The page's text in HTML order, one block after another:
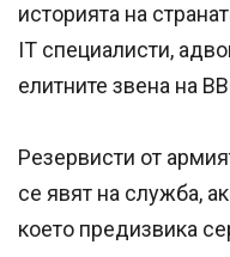
историята на
IT специалисти,
елитните звена на
Резервисти от
се явят на служба,
което предизвика